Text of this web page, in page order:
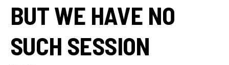
BUT WE HAVE NO
SUCH SESSION